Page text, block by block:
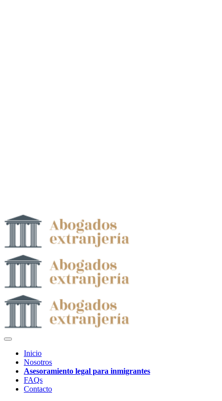
Inicio
Nosotros
Asesoramiento legal para inmigrantes
FAQs
Contacto